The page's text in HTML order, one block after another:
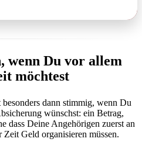
wenn Du vor allem
möchtest
dann stimmig, wenn Du
wünschst: ein Betrag,
dass Deine Angehörigen zuerst an
Zeit Geld organisieren müssen.